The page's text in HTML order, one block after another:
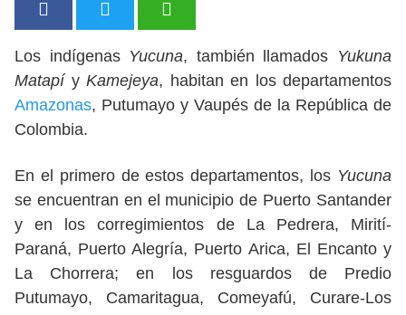
Los indígenas Yucuna, también llamados Yukuna
Matapíy Kamejeya, habitan en los departamentos
Amazonas, Putumayo y Vaupés de la República de
Colombia.
En el primero de estos departamentos, los Yucuna
se encuentran en el municipio de Puerto Santander
y en los corregimientos de La Pedrera, Mirití-
Paraná, Puerto Alegría, Puerto Arica, El Encanto y
La Chorrera; en los resguardos de Predio
Putumayo, Camaritagua, Comeyafú, Curare-Los